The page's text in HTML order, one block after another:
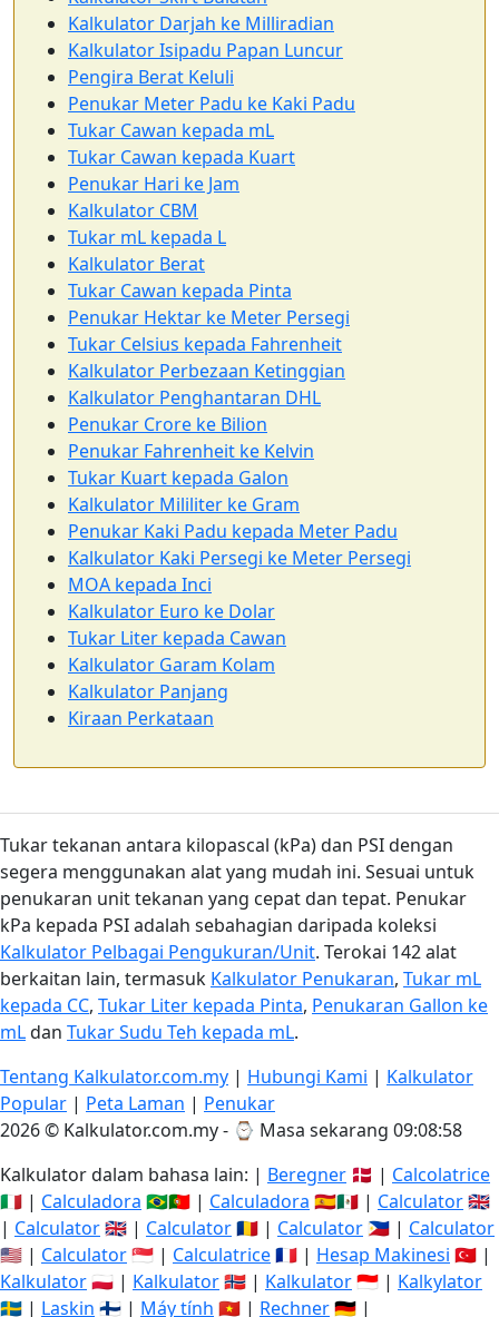
Kalkulator Darjah ke Milliradian
Kalkulator Isipadu Papan Luncur
Pengira Berat Keluli
Penukar Meter Padu ke Kaki Padu
Tukar Cawan kepada mL
Tukar Cawan kepada Kuart
Penukar Hari ke Jam
Kalkulator CBM
Tukar mL kepada L
Kalkulator Berat
Tukar Cawan kepada Pinta
Penukar Hektar ke Meter Persegi
Tukar Celsius kepada Fahrenheit
Kalkulator Perbezaan Ketinggian
Kalkulator Penghantaran DHL
Penukar Crore ke Bilion
Penukar Fahrenheit ke Kelvin
Tukar Kuart kepada Galon
Kalkulator Mililiter ke Gram
Penukar Kaki Padu kepada Meter Padu
Kalkulator Kaki Persegi ke Meter Persegi
MOA kepada Inci
Kalkulator Euro ke Dolar
Tukar Liter kepada Cawan
Kalkulator Garam Kolam
Kalkulator Panjang
Kiraan Perkataan
Tukar tekanan antara kilopascal (kPa) dan PSI dengan
segera menggunakan alat yang mudah ini. Sesuai untuk
penukaran unit tekanan yang cepat dan tepat. Penukar
kPa kepada PSI adalah sebahagian daripada koleksi
Kalkulator Pelbagai Pengukuran/Unit. Terokai 142 alat
berkaitan lain, termasuk Kalkulator Penukaran, Tukar mL
kepada CC, Tukar Liter kepada Pinta, Penukaran Gallon ke
mLdan Tukar Sudu Teh kepada mL.
Tentang Kalkulator.com.my | Hubungi Kami | Kalkulator
Popular | Peta Laman | Penukar
2026 © Kalkulator.com.my - ⌚ Masa sekarang 09:08:58
Kalkulator dalam bahasa lain: | Beregner 🇩🇰 | Calcolatrice
🇮🇹 | Calculadora 🇧🇷🇵🇹 | Calculadora 🇪🇸🇲🇽 | Calculator🇬🇧
| Calculator🇬🇧 | Calculator🇷🇴 | Calculator 🇵🇭 | Calculator
🇺🇸 | Calculator🇸🇬 | Calculatrice🇫🇷 | Hesap Makinesi 🇹🇷 |
Kalkulator🇵🇱 | Kalkulator🇳🇴 | Kalkulator🇮🇩 | Kalkylator
🇸🇪 | Laskin 🇫🇮 | Máy tính 🇻🇳 | Rechner🇩🇪 |